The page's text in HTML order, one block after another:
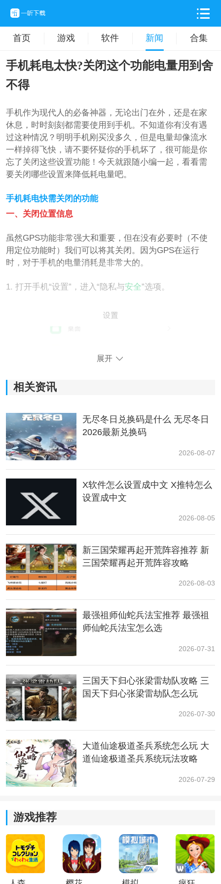
首页 游戏 软件 新闻 合集
手机耗电太快?关闭这个功能电量用到舍
不得
手机作为现代人的必备神器，无论出门在外，还是在家
休息，时时刻刻都需要使用到手机。不知道你有没有遇
过这种情况？明明手机刚买没多久，但是电量却像流水
一样掉得飞快，请不要怀疑你的手机坏了，很可能是你
忘了关闭这些设置功能！今天就跟随小编一起，看看需
要关闭哪些设置来降低耗电量吧。
手机耗电快需关闭的功能
一、关闭位置信息
虽然GPS功能非常强大和重要，但在没有必要时（不使
用定位功能时）我们可以将其关闭。因为GPS在运行
时，对于手机的电量消耗是非常大的。
1. 打开手机“设置”，进入“隐私与安全”选项。
2. 然后，选择“位置”选项。
3. 点击“位置信息”，进入位置信息设置。
展开
相关资讯
无尽冬日兑换码是什么 无尽冬日
2026最新兑换码
2026-08-07
X软件怎么设置成中文 X推特怎么
设置成中文
2026-08-05
新三国荣耀再起开荒阵容推荐 新
三国荣耀再起开荒阵容攻略
2026-08-03
最强祖师仙蛇兵法宝推荐 最强祖
师仙蛇兵法宝怎么选
2026-07-31
三国天下归心张梁雷劫队攻略 三
国天下归心张梁雷劫队怎么玩
2026-07-30
大道仙途极道圣兵系统怎么玩 大
道仙途极道圣兵系统玩法攻略
2026-07-29
游戏推荐